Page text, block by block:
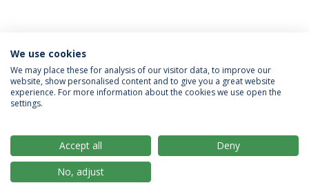
MAIS NOTÍCIAS
Política de Privacidade
Termos & Condições
We use cookies
We may place these for analysis of our visitor data, to improve our
website, show personalised content and to give you a great website
experience. For more information about the cookies we use open the
settings.
Accept all
Deny
No, adjust